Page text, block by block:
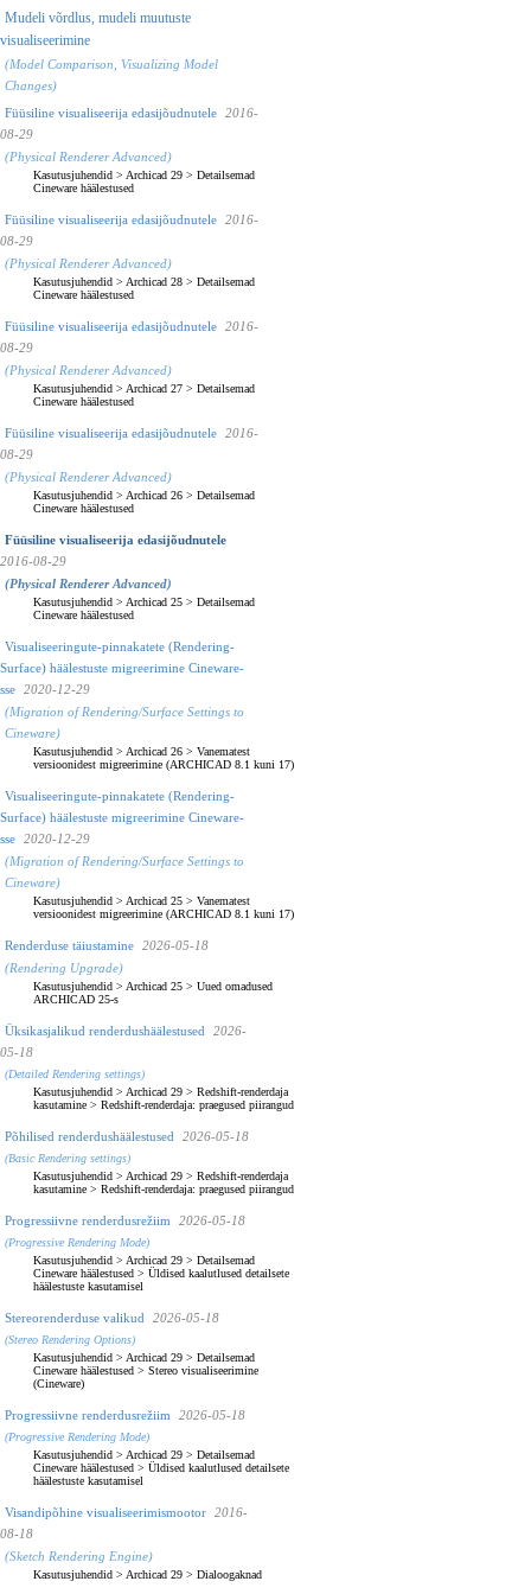
Mudeli võrdlus, mudeli muutuste
visualiseerimine
(Model Comparison, Visualizing Model
Changes)
Füüsiline visualiseerija edasijõudnutele
2016-
08-29
(Physical Renderer Advanced)
Kasutusjuhendid > Archicad 29 > Detailsemad
Cineware häälestused
Füüsiline visualiseerija edasijõudnutele
2016-
08-29
(Physical Renderer Advanced)
Kasutusjuhendid > Archicad 28 > Detailsemad
Cineware häälestused
Füüsiline visualiseerija edasijõudnutele
2016-
08-29
(Physical Renderer Advanced)
Kasutusjuhendid > Archicad 27 > Detailsemad
Cineware häälestused
Füüsiline visualiseerija edasijõudnutele
2016-
08-29
(Physical Renderer Advanced)
Kasutusjuhendid > Archicad 26 > Detailsemad
Cineware häälestused
Füüsiline visualiseerija edasijõudnutele
2016-08-29
(Physical Renderer Advanced)
Kasutusjuhendid > Archicad 25 > Detailsemad
Cineware häälestused
Visualiseeringute-pinnakatete (Rendering-
Surface) häälestuste migreerimine Cineware-
sse
2020-12-29
(Migration of Rendering/Surface Settings to
Cineware)
Kasutusjuhendid > Archicad 26 > Vanematest
versioonidest migreerimine (ARCHICAD 8.1 kuni 17)
Visualiseeringute-pinnakatete (Rendering-
Surface) häälestuste migreerimine Cineware-
sse
2020-12-29
(Migration of Rendering/Surface Settings to
Cineware)
Kasutusjuhendid > Archicad 25 > Vanematest
versioonidest migreerimine (ARCHICAD 8.1 kuni 17)
Renderduse täiustamine
2026-05-18
(Rendering Upgrade)
Kasutusjuhendid > Archicad 25 > Uued omadused
ARCHICAD 25-s
Üksikasjalikud renderdushäälestused
2026-
05-18
(Detailed Rendering settings)
Kasutusjuhendid > Archicad 29 > Redshift-renderdaja
kasutamine > Redshift-renderdaja: praegused piirangud
Põhilised renderdushäälestused 2026-05-18
(Basic Rendering settings)
Kasutusjuhendid > Archicad 29 > Redshift-renderdaja
kasutamine > Redshift-renderdaja: praegused piirangud
Progressiivne renderdusrežiim 2026-05-18
(Progressive Rendering Mode)
Kasutusjuhendid > Archicad 29 > Detailsemad
Cineware häälestused > Üldised kaalutlused detailsete
häälestuste kasutamisel
Stereorenderduse valikud 2026-05-18
(Stereo Rendering Options)
Kasutusjuhendid > Archicad 29 > Detailsemad
Cineware häälestused > Stereo visualiseerimine
(Cineware)
Progressiivne renderdusrežiim 2026-05-18
(Progressive Rendering Mode)
Kasutusjuhendid > Archicad 29 > Detailsemad
Cineware häälestused > Üldised kaalutlused detailsete
häälestuste kasutamisel
Visandipõhine visualiseerimismootor
2016-
08-18
(Sketch Rendering Engine)
Kasutusjuhendid > Archicad 29 > Dialoogaknad